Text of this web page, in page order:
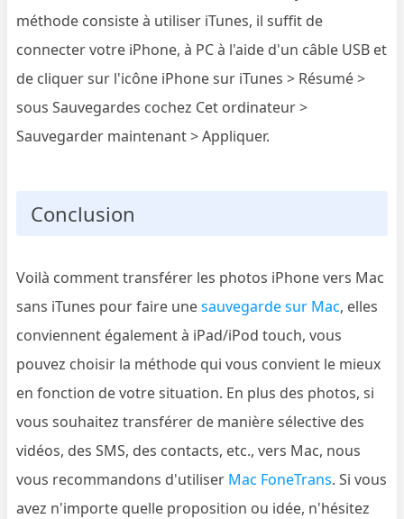
méthode consiste à utiliser iTunes, il suffit de
connecter votre iPhone, à PC à l'aide d'un câble USB et
de cliquer sur l'icône iPhone sur iTunes > Résumé >
sous Sauvegardes cochez Cet ordinateur >
Sauvegarder maintenant > Appliquer.
Conclusion
Voilà comment transférer les photos iPhone vers Mac
sans iTunes pour faire unesauvegarde sur Mac, elles
conviennent également à iPad/iPod touch, vous
pouvez choisir la méthode qui vous convient le mieux
en fonction de votre situation. En plus des photos, si
vous souhaitez transférer de manière sélective des
vidéos, des SMS, des contacts, etc., vers Mac, nous
vous recommandons d'utiliser Mac FoneTrans. Si vous
avez n'importe quelle proposition ou idée, n'hésitez